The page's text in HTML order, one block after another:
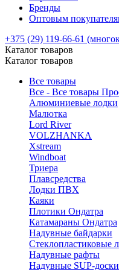
Бренды
Оптовым
+375 (29) 119-66-61
Каталог товаров
Каталог товаров
Все товары
Все - Все товары
Алюминиевые лодки
Малютка
Lord River
VOLZHANKA
Xstream
Windboat
Триера
Плавсредства
Лодки ПВХ
Каяки
Плотики Ондатра
Катамараны Ондатра
Надувные байдарки
Стеклопластиковые
Надувные рафты
Надувные SUP-доски